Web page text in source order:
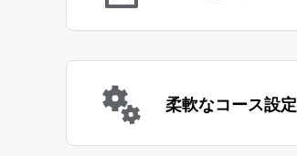
柔軟なコース設定